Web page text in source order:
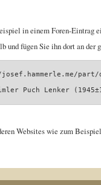
in einem Foren-Eintrag
und fügen Sie ihn dort an
part/
Puch Lenker
Websites wie zum